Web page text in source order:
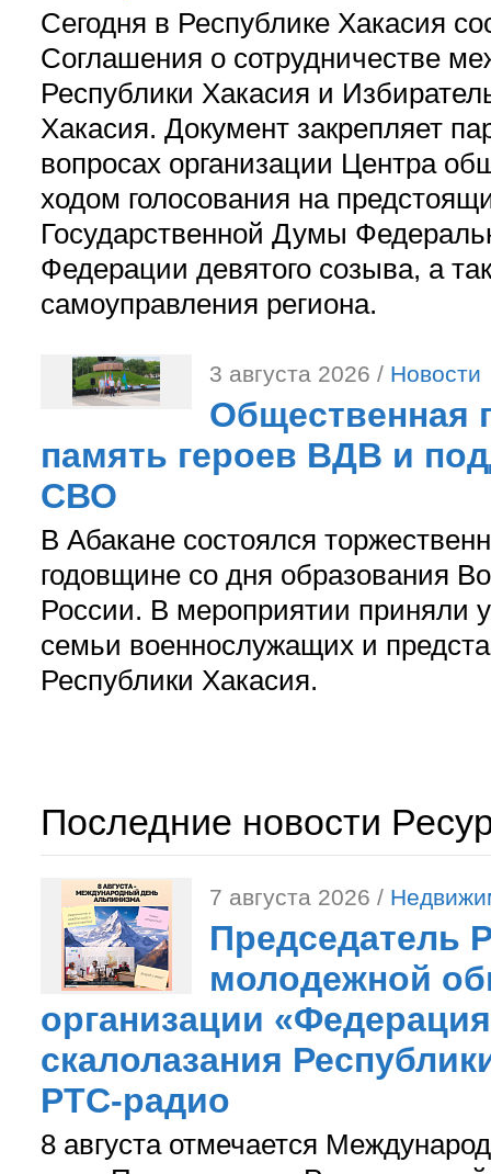
Сегодня в Республике Хакасия
Соглашения о сотрудничестве
Республики Хакасия и
Хакасия. Документ закрепляет
вопросах организации Центра
ходом голосования на
Государственной Думы
Федерации девятого созыва, а
самоуправления региона.
3 августа 2026 / Новости
Общественная
память героев ВДВ и
СВО
В Абакане состоялся
годовщине со дня образования
России. В мероприятии приняли
семьи военнослужащих и
Республики Хакасия.
Последние новости
7 августа 2026 /
Председатель
молодежной
организации
скалолазания
РТС-радио
8 августа отмечается